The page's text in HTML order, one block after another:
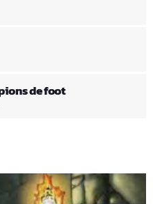
de foot